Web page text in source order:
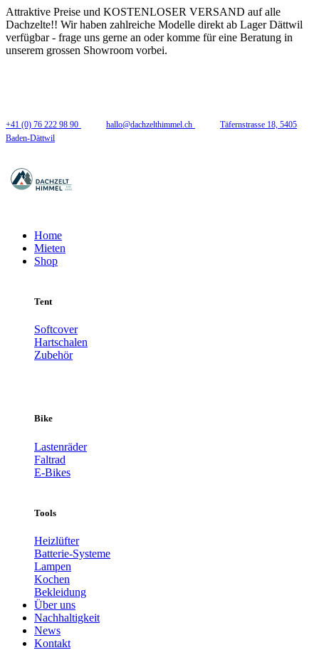
Attraktive Preise und KOSTENLOSER VERSAND auf alle
Dachzelte!! Wir haben zahlreiche Modelle direkt ab Lager Dättwil
verfügbar - frage uns gerne an oder komme für eine Beratung in
unserem grossen Showroom vorbei.
+41 (0) 76 222 98 90 hallo@dachzelthimmel.ch
Täfernstrasse 18, 5405
Baden-Dättwil
Home
Mieten
Shop
Tent
Softcover
Hartschalen
Zubehör
Bike
Lastenräder
Faltrad
E-Bikes
Tools
Heizlüfter
Batterie-Systeme
Lampen
Kochen
Bekleidung
Über uns
Nachhaltigkeit
News
Kontakt